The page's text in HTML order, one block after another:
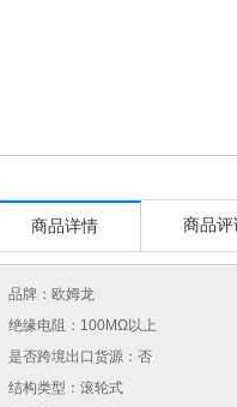
商品详情 商品评
品牌： 欧姆龙
绝缘电阻：100MΩ以上
是否跨境出口货源：否
结构类型：滚轮式